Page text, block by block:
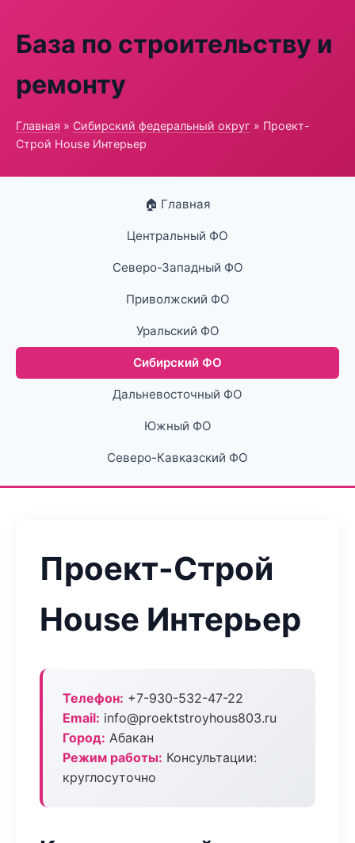
База по строительству и
ремонту
Главная » Сибирский федеральный округ » Проект-
Строй House Интерьер
🏠 Главная
Центральный ФО
Северо-Западный ФО
Приволжский ФО
Уральский ФО
Сибирский ФО
Дальневосточный ФО
Южный ФО
Северо-Кавказский ФО
Проект-Строй
House Интерьер
Телефон: +7-930-532-47-22
Email: info@proektstroyhous803.ru
Город: Абакан
Режим работы: Консультации:
круглосуточно